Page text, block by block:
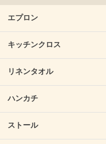
エプロン
キッチンクロス
リネンタオル
ハンカチ
ストール